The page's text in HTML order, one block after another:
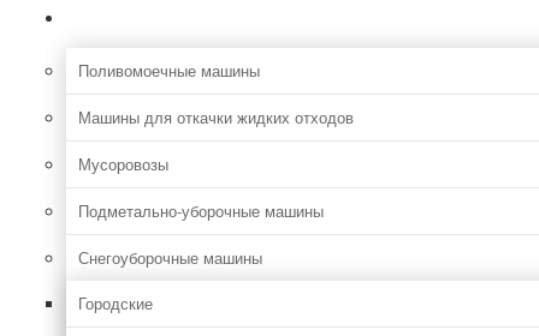
Поливомоечные машины
Машины для откачки жидких отходов
Мусоровозы
Подметально-уборочные машины
Снегоуборочные машины
Городские